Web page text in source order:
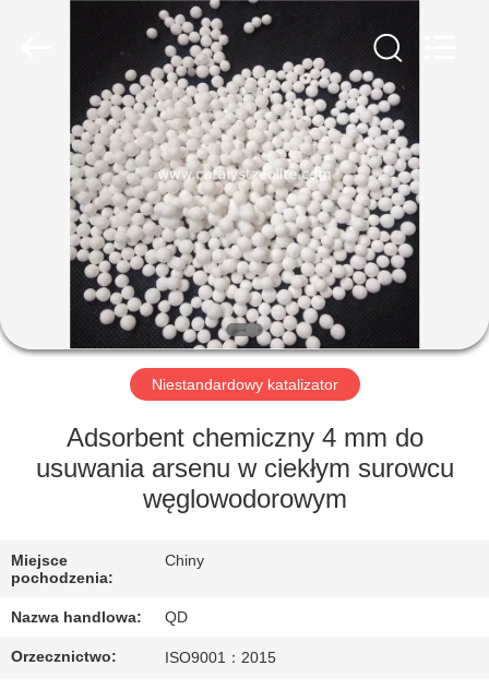
DOM
PRODUKTY
WYCIECZKA
FABRYCE
KONTROLA
SKONTAKTUJ
Niestandardowy katalizator
Adsorbent chemiczny 4 mm do
usuwania arsenu w ciekłym surowcu
węglowodorowym
Miejsce
pochodzenia:
Chiny
Nazwa handlowa: QD
Orzecznictwo: ISO9001：2015